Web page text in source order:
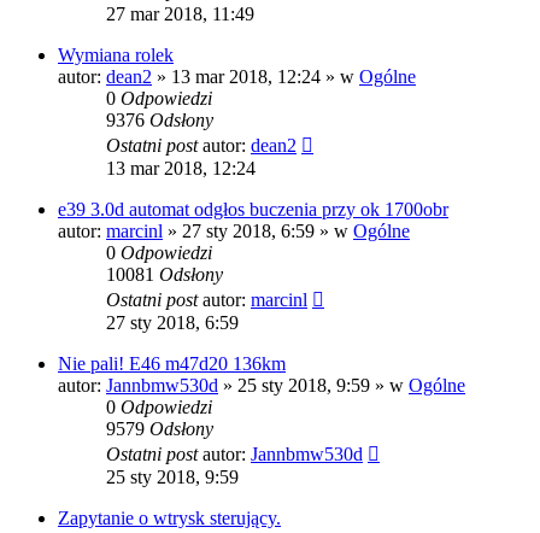
27 mar 2018, 11:49
Wymiana rolek
autor: dean2 » 13 mar 2018, 12:24 » w Ogólne
0 Odpowiedzi
9376 Odsłony
Ostatni postautor: dean2
13 mar 2018, 12:24
e39 3.0d automat odgłos buczenia przy ok 1700obr
autor: marcinl » 27 sty 2018, 6:59 » w Ogólne
0 Odpowiedzi
10081 Odsłony
Ostatni postautor: marcinl
27 sty 2018, 6:59
Nie pali! E46 m47d20 136km
autor: Jannbmw530d » 25 sty 2018, 9:59 » w Ogólne
0 Odpowiedzi
9579 Odsłony
Ostatni postautor: Jannbmw530d
25 sty 2018, 9:59
Zapytanie o wtrysk sterujący.